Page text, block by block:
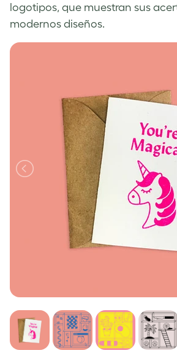
logotipos, que muestran sus
modernos diseños.